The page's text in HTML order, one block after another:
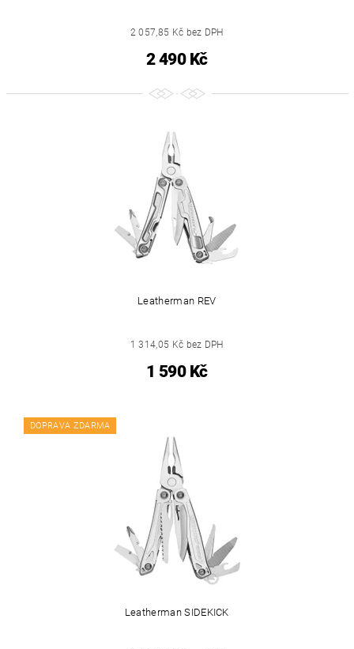
2 057,85 Kč bez DPH
2 490 Kč
Leatherman REV
1 314,05 Kč bez DPH
1 590 Kč
DOPRAVA ZDARMA
Leatherman SIDEKICK